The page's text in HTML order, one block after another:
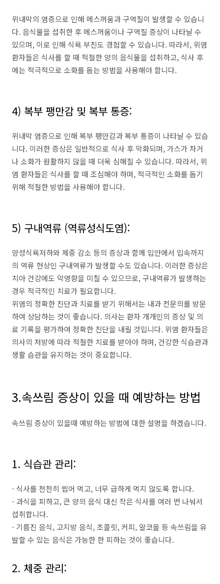
위내막의 염증으로 인해 메스꺼움과 구역질이 발생할 수 있습니
다. 음식물을 섭취한 후 메스꺼움이나 구역질 증상이 나타날 수
있으며, 이로 인해 식욕 부진도 경험할 수 있습니다. 따라서, 위염
환자들은 식사를 할 때 적절한 양의 음식물을 섭취하고, 식사 후
에는 적극적으로 소화를 돕는 방법을 사용해야 합니다.
4) 복부 팽만감 및 복부 통증:
위내막 염증으로 인해 복부 팽만감과 복부 통증이 나타날 수 있습
니다. 이러한 증상은 일반적으로 식사 후 악화되며, 가스가 차거
나 소화가 원활하지 않을 때 더욱 심해질 수 있습니다. 따라서, 위
염 환자들은 식사를 할 때 조심해야 하며, 적극적인 소화를 돕기
위해 적절한 방법을 사용해야 합니다.
5) 구내역류 (역류성식도염):
양성식욕저하와 체중 감소 등의 증상과 함께 입안에서 입속까지
의 역류 현상인 구내역류가 발생할 수도 있습니다. 이러한 증상은
치아 건강에도 악영향을 미칠 수 있으므로, 구내역류가 발생하는
경우 적극적인 치료가 필요합니다.
위염의 정확한 진단과 치료를 받기 위해서는 내과 전문의를 방문
하여 상담하는 것이 좋습니다. 의사는 환자 개개인의 증상 및 의
료 기록을 평가하여 정확한 진단을 내릴 것입니다. 위염 환자들은
의사의 처방에 따라 적절한 치료를 받아야 하며, 건강한 식습관과
생활 습관을 유지하는 것이 중요합니다.
3.속쓰림 증상이 있을 때 예방하는 방법
속쓰림 증상이 있을때 예방하는 방법에 대한 설명을 하겠습니다.
1. 식습관 관리:
- 식사를 천천히 씹어 먹고, 너무 급하게 먹지 않도록 합니다.
- 과식을 피하고, 큰 양의 음식 대신 작은 식사를 여러 번 나눠서
섭취합니다.
- 기름진 음식, 고지방 음식, 초콜릿, 커피, 알코올 등 속쓰림을 유
발할 수 있는 음식은 가능한 한 피하는 것이 좋습니다.
2. 체중 관리: